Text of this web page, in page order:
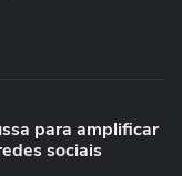
para amplificar
sociais